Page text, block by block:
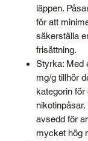
läppen.
för att
säkerställa
frisättning.
Styrka: Med
mg/g tillhör
kategorin
nikotinpåsar.
avsedd för
mycket hög